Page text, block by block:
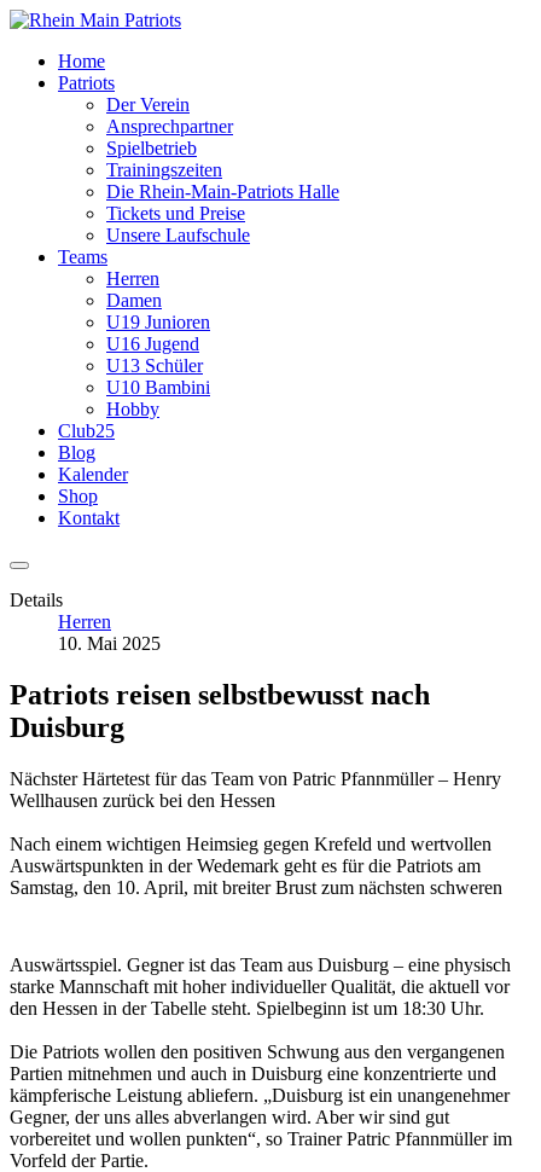
Home
Patriots
Der Verein
Ansprechpartner
Spielbetrieb
Trainingszeiten
Die Rhein-Main-Patriots Halle
Tickets und Preise
Unsere Laufschule
Teams
Herren
Damen
U19 Junioren
U16 Jugend
U13 Schüler
U10 Bambini
Hobby
Club25
Blog
Kalender
Shop
Kontakt
Details
Herren
10. Mai 2025
Patriots reisen selbstbewusst nach
Duisburg
Nächster Härtetest für das Team von Patric Pfannmüller – Henry
Wellhausen zurück bei den Hessen
Nach einem wichtigen Heimsieg gegen Krefeld und wertvollen
Auswärtspunkten in der Wedemark geht es für die Patriots am
Samstag, den 10. April, mit breiter Brust zum nächsten schweren
Auswärtsspiel. Gegner ist das Team aus Duisburg – eine physisch
starke Mannschaft mit hoher individueller Qualität, die aktuell vor
den Hessen in der Tabelle steht. Spielbeginn ist um 18:30 Uhr.
Die Patriots wollen den positiven Schwung aus den vergangenen
Partien mitnehmen und auch in Duisburg eine konzentrierte und
kämpferische Leistung abliefern. „Duisburg ist ein unangenehmer
Gegner, der uns alles abverlangen wird. Aber wir sind gut
vorbereitet und wollen punkten“, so Trainer Patric Pfannmüller im
Vorfeld der Partie.